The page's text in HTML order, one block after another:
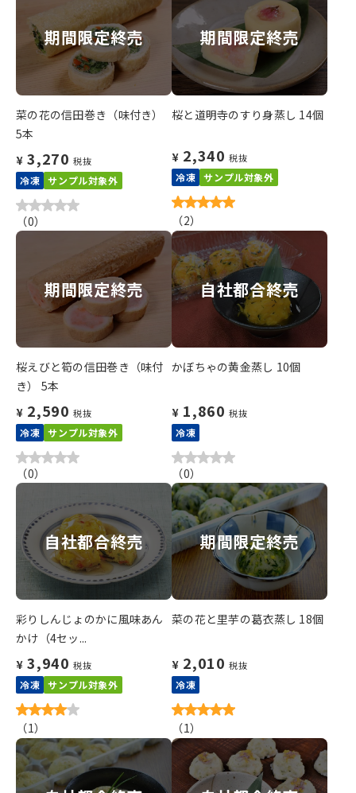
期間限定終売
菜の花の信田巻き（味付き）
5本
¥ 3,270 税抜
冷凍 サンプル対象外
（0）
期間限定終売
桜と道明寺のすり身蒸し 14個
¥ 2,340 税抜
冷凍 サンプル対象外
（2）
期間限定終売
桜えびと筍の信田巻き（味付
き） 5本
¥ 2,590 税抜
冷凍 サンプル対象外
（0）
自社都合終売
かぼちゃの黄金蒸し 10個
¥ 1,860 税抜
冷凍
（0）
自社都合終売
彩りしんじょのかに風味あん
かけ（4セッ...
¥ 3,940 税抜
冷凍 サンプル対象外
（1）
期間限定終売
菜の花と里芋の葛衣蒸し 18個
¥ 2,010 税抜
冷凍
（1）